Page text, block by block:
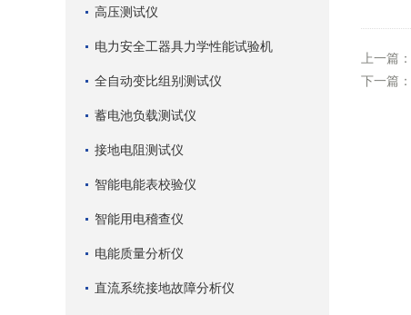
高压测试仪
电力安全工器具力学性能试验机
全自动变比组别测试仪
蓄电池负载测试仪
接地电阻测试仪
智能电能表校验仪
智能用电稽查仪
电能质量分析仪
直流系统接地故障分析仪
上一篇：
下一篇：